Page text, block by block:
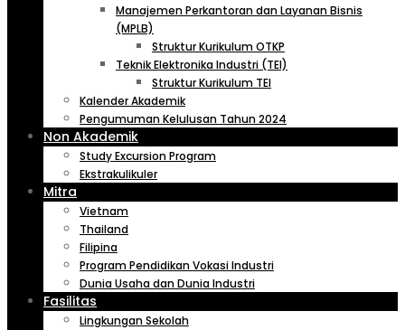
Manajemen Perkantoran dan Layanan Bisnis
(MPLB)
Struktur Kurikulum OTKP
Teknik Elektronika Industri (TEI)
Struktur Kurikulum TEI
Kalender Akademik
Pengumuman Kelulusan Tahun 2024
Non Akademik
Study Excursion Program
Ekstrakulikuler
Mitra
Vietnam
Thailand
Filipina
Program Pendidikan Vokasi Industri
Dunia Usaha dan Dunia Industri
Fasilitas
Lingkungan Sekolah